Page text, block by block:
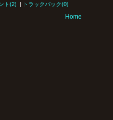
ト(2) | トラックバック(0)
Home